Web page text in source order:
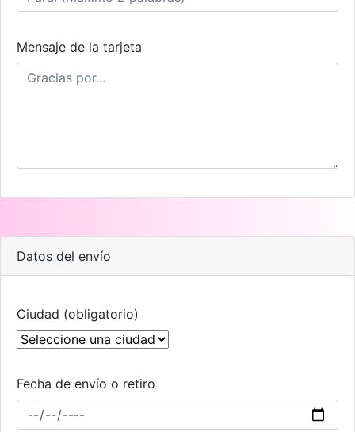
Mensaje de la tarjeta
Datos del envío
Ciudad (obligatorio)
Fecha de envío o retiro